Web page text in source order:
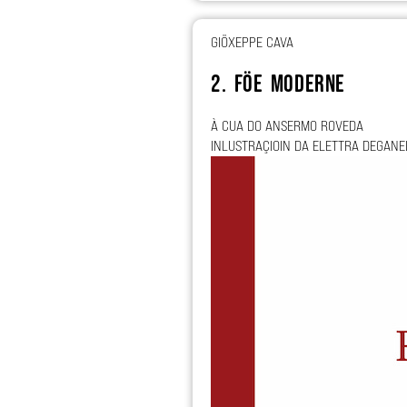
GIÖXEPPE CAVA
2. Föe moderne
À CUA DO ANSERMO ROVEDA
INLUSTRAÇIOIN DA ELETTRA